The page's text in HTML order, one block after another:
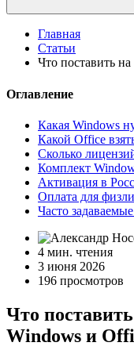
Главная
Статьи
Что поставить
Оглавление
Какая Windows
Какой Office
Сколько
Комплект
Активация в
Оплата для
Часто
4 мин. чтения
3 июня 2026
196 просмотров
Что
Windows и